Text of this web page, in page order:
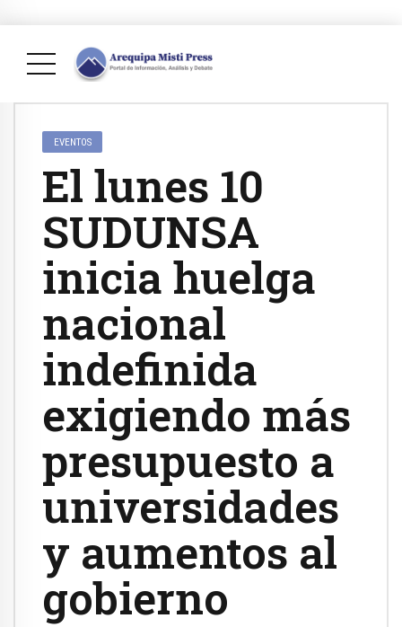
EVENTOS
El lunes 10
SUDUNSA
inicia huelga
nacional
indefinida
exigiendo más
presupuesto a
universidades
y aumentos al
gobierno